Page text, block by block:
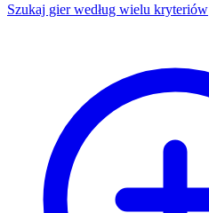
Szukaj gier według wielu kryteriów